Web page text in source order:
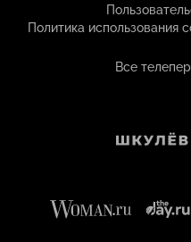
Политика использования
Все